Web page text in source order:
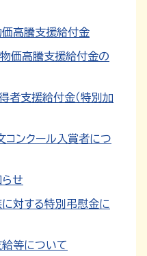
高騰支援給付金
価高騰支援給付金の
者支援給付金（特別加
コンクール入賞者につ
せ
対する特別弔慰金に
等について